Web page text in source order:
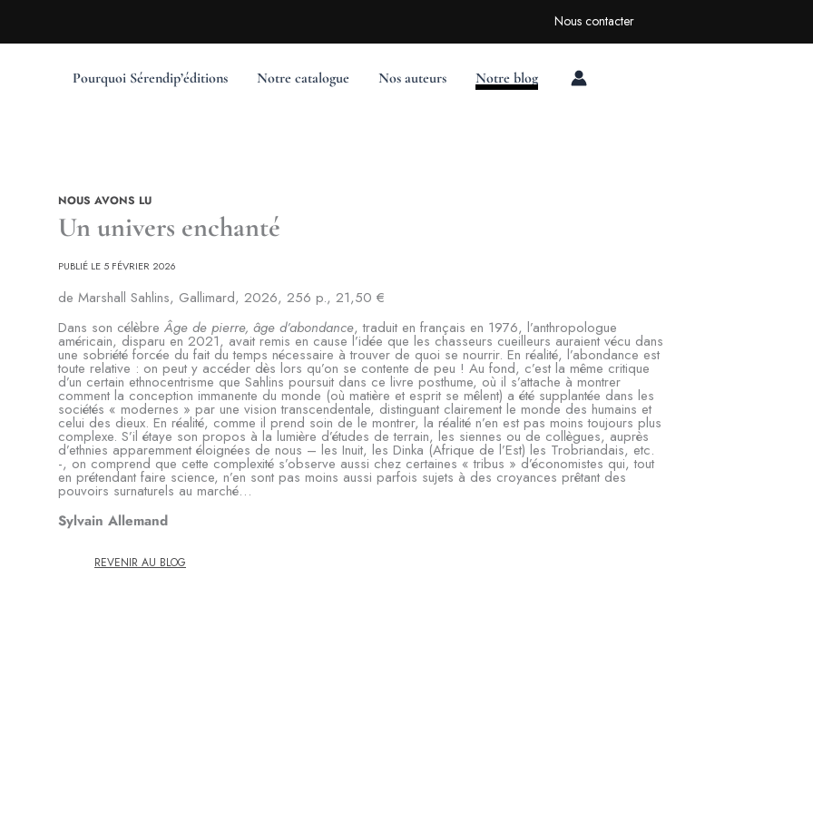
Nous contacter
Pourquoi Sérendip’éditions Notre catalogue Nos auteurs Notre blog
NOUS AVONS LU
Un univers enchanté
PUBLIÉ LE 5 FÉVRIER 2026
de Marshall Sahlins, Gallimard, 2026, 256 p., 21,50 €
Dans son célèbre Âge de pierre, âge d’abondance, traduit en français en 1976, l’anthropologue
américain, disparu en 2021, avait remis en cause l’idée que les chasseurs cueilleurs auraient vécu dans
une sobriété forcée du fait du temps nécessaire à trouver de quoi se nourrir. En réalité, l’abondance est
toute relative : on peut y accéder dès lors qu’on se contente de peu ! Au fond, c’est la même critique
d’un certain ethnocentrisme que Sahlins poursuit dans ce livre posthume, où il s’attache à montrer
comment la conception immanente du monde (où matière et esprit se mêlent) a été supplantée dans les
sociétés « modernes » par une vision transcendentale, distinguant clairement le monde des humains et
celui des dieux. En réalité, comme il prend soin de le montrer, la réalité n’en est pas moins toujours plus
complexe. S’il étaye son propos à la lumière d’études de terrain, les siennes ou de collègues, auprès
d’ethnies apparemment éloignées de nous – les Inuit, les Dinka (Afrique de l’Est) les Trobriandais, etc.
-, on comprend que cette complexité s’observe aussi chez certaines « tribus » d’économistes qui, tout
en prétendant faire science, n’en sont pas moins aussi parfois sujets à des croyances prêtant des
pouvoirs surnaturels au marché…
Sylvain Allemand
REVENIR AU BLOG